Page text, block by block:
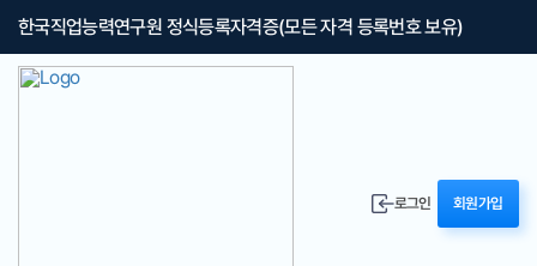
한국직업능력연구원 정식등록자격증(모든 자격 등록번호 보유)
로그인 회원가입